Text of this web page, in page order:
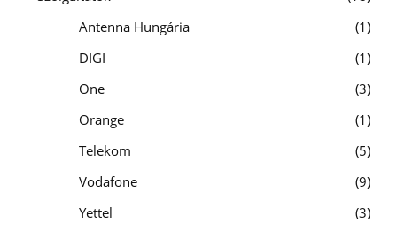
Antenna Hungária
1
DIGI
1
One
3
Orange
1
Telekom
5
Vodafone
9
Yettel
3